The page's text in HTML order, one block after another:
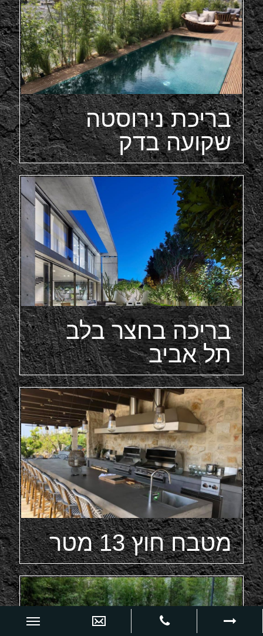
בריכת נירוסטה
שקועה בדק
בריכה בחצר בלב
תל אביב
מטבח חוץ 13 מטר